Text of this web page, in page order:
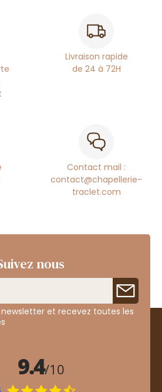
Livraison rapide
de 24 à 72H
Contact mail :
contact@chapellerie-
traclet.com
nous
et recevez toutes les